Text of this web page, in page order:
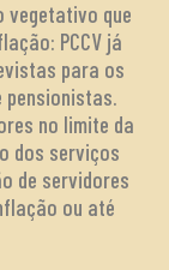
vegetativo que
PCCV já
para os
pensionistas.
no limite da
dos serviços
de servidores
ou até